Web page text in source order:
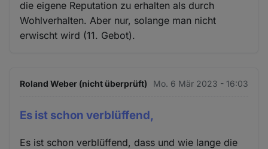
die eigene Reputation zu erhalten als durch
Wohlverhalten. Aber nur, solange man nicht
erwischt wird (11. Gebot).
Roland Weber (nicht überprüft) Mo. 6 Mär 2023 - 16:03
Es ist schon verblüffend,
Es ist schon verblüffend, dass und wie lange die